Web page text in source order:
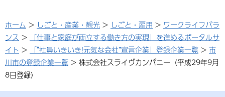
ホーム > しごと・産業・観光 > しごと・雇用 > ワークライフバラ
ンス >
「仕事と家庭が両立する働き方の実現」を進めるポータルサ
イト > 「“社員いきいき!元気な会社”宣言企業」登録企業一覧 > 市
川市の登録企業一覧 > 株式会社スライヴカンパニー（平成29年9月
8日登録）